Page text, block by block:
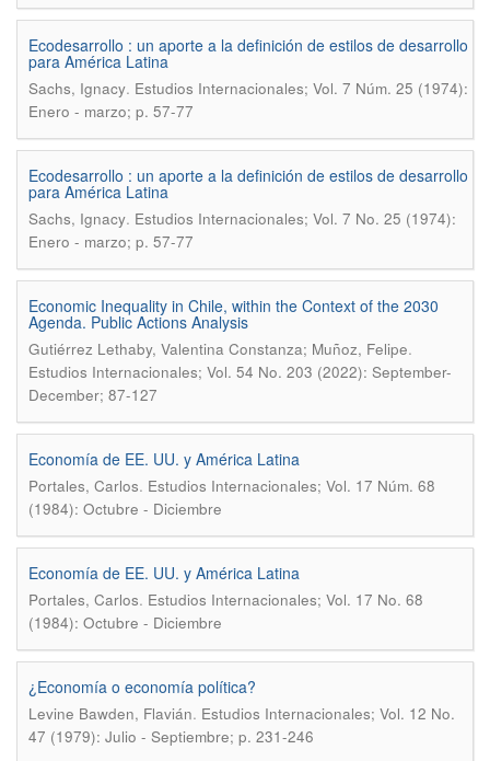
Ecodesarrollo : un aporte a la definición de estilos de desarrollo
para América Latina
Sachs, Ignacy. Estudios Internacionales; Vol. 7 Núm. 25 (1974):
Enero - marzo; p. 57-77
Ecodesarrollo : un aporte a la definición de estilos de desarrollo
para América Latina
Sachs, Ignacy. Estudios Internacionales; Vol. 7 No. 25 (1974):
Enero - marzo; p. 57-77
Economic Inequality in Chile, within the Context of the 2030
Agenda. Public Actions Analysis
Gutiérrez Lethaby, Valentina Constanza; Muñoz, Felipe.
Estudios Internacionales; Vol. 54 No. 203 (2022): September-
December; 87-127
Economía de EE. UU. y América Latina
Portales, Carlos. Estudios Internacionales; Vol. 17 Núm. 68
(1984): Octubre - Diciembre
Economía de EE. UU. y América Latina
Portales, Carlos. Estudios Internacionales; Vol. 17 No. 68
(1984): Octubre - Diciembre
¿Economía o economía política?
Levine Bawden, Flavián. Estudios Internacionales; Vol. 12 No.
47 (1979): Julio - Septiembre; p. 231-246